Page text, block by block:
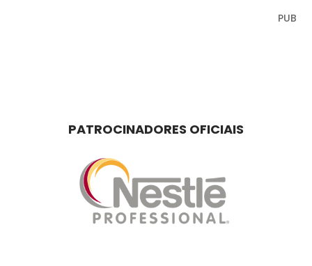
PUB
PATROCINADORES OFICIAIS